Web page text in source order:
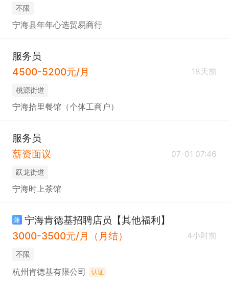
不限
宁海县年年心选贸易商行
服务员
4500-5200元/月
18天前
桃源街道
宁海拾里餐馆（个体工商户）
服务员
薪资面议
07-01 07:46
跃龙街道
宁海时上茶馆
兼 宁海肯德基招聘店员【其他福利】
3000-3500元/月（月结）
4小时前
不限
杭州肯德基有限公司 认证